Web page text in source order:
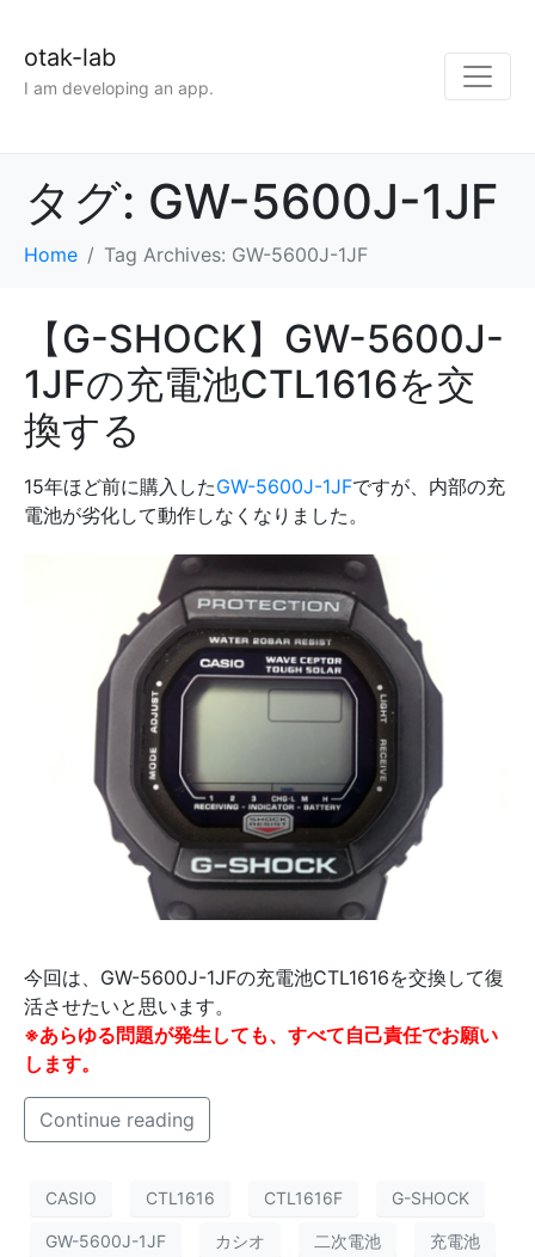
otak-lab
I am developing an app.
タグ: GW-5600J-1JF
Home Tag Archives: GW-5600J-1JF
【G-SHOCK】GW-5600J-
1JFの充電池CTL1616を交
換する
15年ほど前に購入したGW-5600J-1JFですが、内部の充
電池が劣化して動作しなくなりました。
今回は、GW-5600J-1JFの充電池CTL1616を交換して復
活させたいと思います。
※あらゆる問題が発生しても、すべて自己責任でお願い
します。
Continue reading
CASIO CTL1616 CTL1616F G-SHOCK
GW-5600J-1JF カシオ 二次電池 充電池